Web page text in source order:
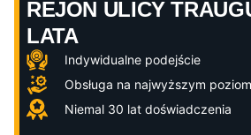
REJON ULICY
LATA
Indywidualne podejście
Obsługa na najwyższym
Niemal 30 lat doświadczenia